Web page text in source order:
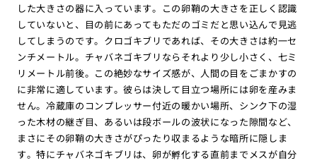
した大きさの器に入っています。この卵鞘の大きさを正しく認識
していないと、目の前にあってもただのゴミだと思い込んで見逃
してしまうのです。クロゴキブリであれば、その大きさは約一セ
ンチメートル。チャバネゴキブリならそれより少し小さく、七ミ
リメートル前後。この絶妙なサイズ感が、人間の目をごまかすの
に非常に適しています。彼らは決して目立つ場所には卵を産みま
せん。冷蔵庫のコンプレッサー付近の暖かい場所、シンク下の湿
った木材の継ぎ目、あるいは段ボールの波状になった隙間など、
まさにその卵鞘の大きさがぴったり収まるような暗所に隠しま
す。特にチャバネゴキブリは、卵が孵化する直前までメスが自分